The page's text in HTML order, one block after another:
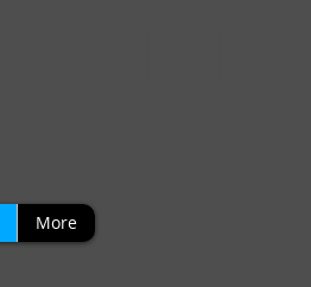
More